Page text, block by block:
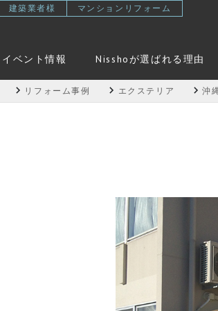
建築業者様 マンションリフォーム
イベント情報 Nisshoが選ばれる理由
リフォーム事例 エクステリア 沖